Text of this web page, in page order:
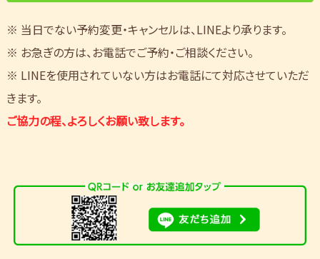
※ 当日でない予約変更・キャンセルは、LINEより承ります。
※ お急ぎの方は、お電話でご予約・ご相談ください。
※ LINEを使用されていない方はお電話にて対応させていただ
きます。
ご協力の程、よろしくお願い致します。